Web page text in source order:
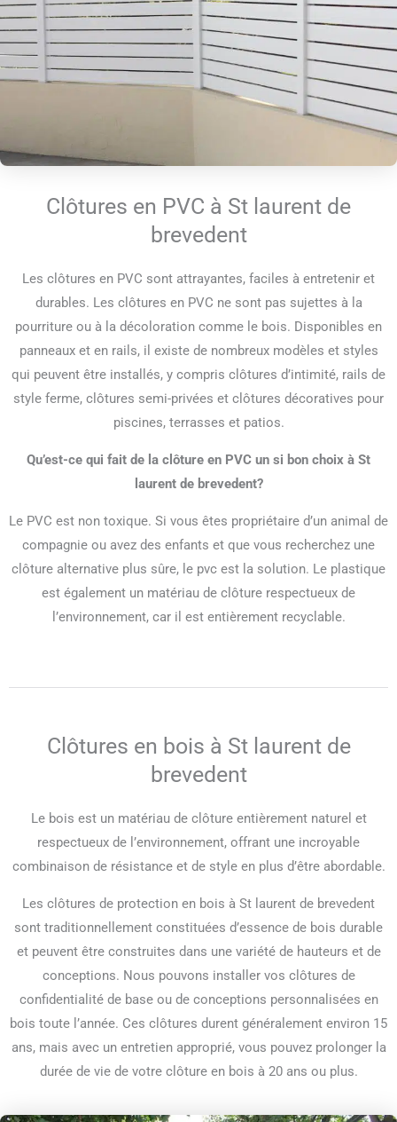
Clôtures en PVC à St laurent de
brevedent
Les clôtures en PVC sont attrayantes, faciles à entretenir et
durables. Les clôtures en PVC ne sont pas sujettes à la
pourriture ou à la décoloration comme le bois. Disponibles en
panneaux et en rails, il existe de nombreux modèles et styles
qui peuvent être installés, y compris clôtures d’intimité, rails de
style ferme, clôtures semi-privées et clôtures décoratives pour
piscines, terrasses et patios.
Qu’est-ce qui fait de la clôture en PVC un si bon choix à St
laurent de brevedent?
Le PVC est non toxique. Si vous êtes propriétaire d’un animal de
compagnie ou avez des enfants et que vous recherchez une
clôture alternative plus sûre, le pvc est la solution. Le plastique
est également un matériau de clôture respectueux de
l’environnement, car il est entièrement recyclable.
Clôtures en bois à St laurent de
brevedent
Le bois est un matériau de clôture entièrement naturel et
respectueux de l’environnement, offrant une incroyable
combinaison de résistance et de style en plus d’être abordable.
Les clôtures de protection en bois à St laurent de brevedent
sont traditionnellement constituées d’essence de bois durable
et peuvent être construites dans une variété de hauteurs et de
conceptions. Nous pouvons installer vos clôtures de
confidentialité de base ou de conceptions personnalisées en
bois toute l’année. Ces clôtures durent généralement environ 15
ans, mais avec un entretien approprié, vous pouvez prolonger la
durée de vie de votre clôture en bois à 20 ans ou plus.